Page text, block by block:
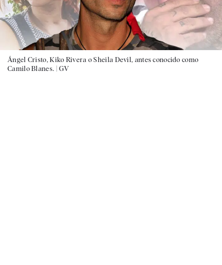
Ángel Cristo, Kiko Rivera o Sheila Devil, antes conocido como
Camilo Blanes. |GV